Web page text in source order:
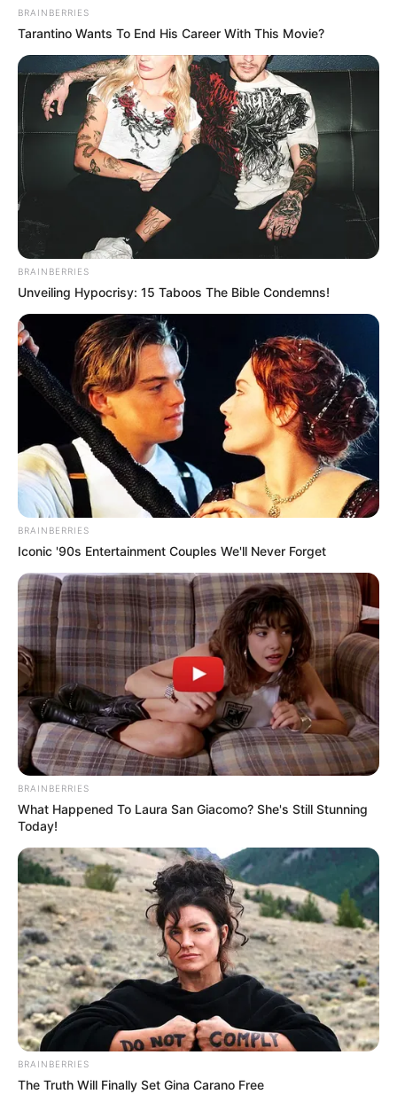
BRAINBERRIES
Tarantino Wants To End His Career With This Movie?
BRAINBERRIES
Unveiling Hypocrisy: 15 Taboos The Bible Condemns!
BRAINBERRIES
Iconic '90s Entertainment Couples We'll Never Forget
BRAINBERRIES
What Happened To Laura San Giacomo? She's Still Stunning
Today!
BRAINBERRIES
The Truth Will Finally Set Gina Carano Free